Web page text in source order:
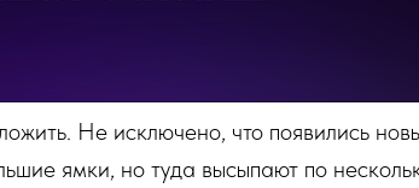
Не исключено, что появились
ямки, но туда высыпают по